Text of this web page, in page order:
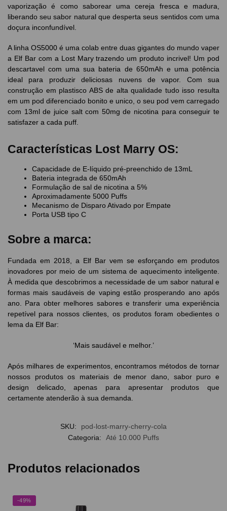
vaporização é como saborear uma cereja fresca e madura,
liberando seu sabor natural que desperta seus sentidos com uma
doçura inconfundível.
A linha OS5000 é uma colab entre duas gigantes do mundo vaper
a Elf Bar com a Lost Mary trazendo um produto incrivel! Um pod
descartavel com uma sua bateria de 650mAh e uma potência
ideal para produzir deliciosas nuvens de vapor. Com sua
construção em plastisco ABS de alta qualidade tudo isso resulta
em um pod diferenciado bonito e unico, o seu pod vem carregado
com 13ml de juice salt com 50mg de nicotina para conseguir te
satisfazer a cada puff.
Características Lost Marry OS:
Capacidade de E-líquido pré-preenchido de 13mL
Bateria integrada de 650mAh
Formulação de sal de nicotina a 5%
Aproximadamente 5000 Puffs
Mecanismo de Disparo Ativado por Empate
Porta USB tipo C
Sobre a marca:
Fundada em 2018, a Elf Bar vem se esforçando em produtos
inovadores por meio de um sistema de aquecimento inteligente.
À medida que descobrimos a necessidade de um sabor natural e
formas mais saudáveis de vaping estão prosperando ano após
ano. Para obter melhores sabores e transferir uma experiência
repetível para nossos clientes, os produtos foram obedientes o
lema da Elf Bar:
‘Mais saudável e melhor.’
Após milhares de experimentos, encontramos métodos de tornar
nossos produtos os materiais de menor dano, sabor puro e
design delicado, apenas para apresentar produtos que
certamente atenderão à sua demanda.
SKU:
pod-lost-marry-cherry-cola
Categoria:
Até 10.000 Puffs
Produtos relacionados
-49%